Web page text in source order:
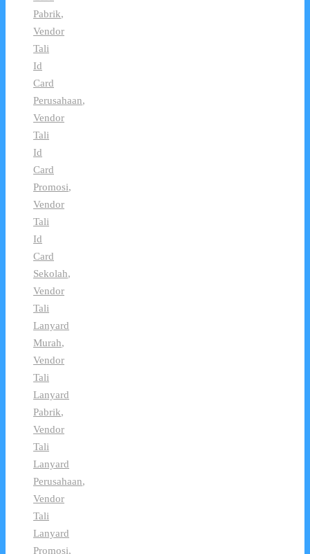
Pabrik,
Vendor
Tali
Id
Card
Perusahaan,
Vendor
Tali
Id
Card
Promosi,
Vendor
Tali
Id
Card
Sekolah,
Vendor
Tali
Lanyard
Murah,
Vendor
Tali
Lanyard
Pabrik,
Vendor
Tali
Lanyard
Perusahaan,
Vendor
Tali
Lanyard
Promosi,